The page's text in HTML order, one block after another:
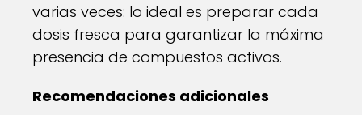
varias veces: lo ideal es preparar cada
dosis fresca para garantizar la máxima
presencia de compuestos activos.
Recomendaciones adicionales